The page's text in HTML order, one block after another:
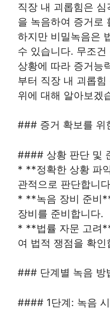
직장 내 괴롭힘은
을 녹음하여 증거로
하지만 비밀녹음은
수 있습니다. 무조
상황에 따라 증거능
부터 직장 내 괴롭
위에 대해 알아보겠
### 증거 확보를 위
#### 상황 판단 및
* **정확한 상황 파
관적으로 판단합니
* **녹음 장비 준비
장비를 준비합니다.
* **법률 자문 고려
여 법적 쟁점을 확인
### 단계별 녹음 방
#### 1단계: 녹음